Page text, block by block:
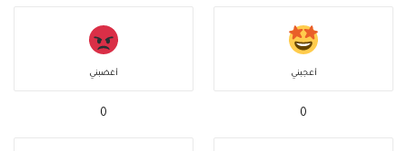
أعجبني
0
أغضبني
0